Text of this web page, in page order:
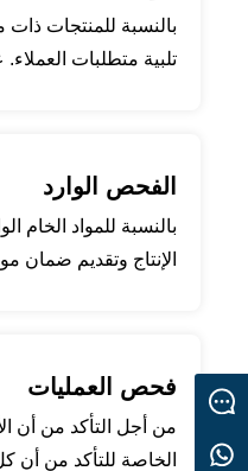
بالنسبة للمنتجات
تلبية متطلبات
الفحص الوارد
بالنسبة للمواد الخام
الإنتاج وتقديم ضمان
فحص العمليات
من أجل التأكد من أن
الخاصة للتأكد من أن
ملاحظات
+8616622061222